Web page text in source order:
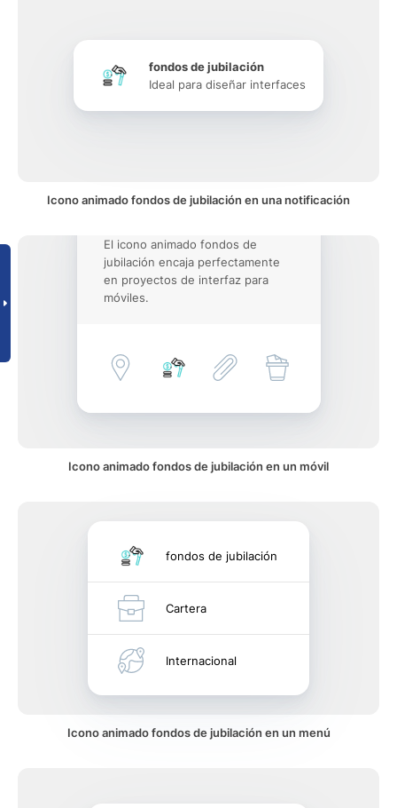
fondos de jubilación
Ideal para diseñar interfaces
Icono animado fondos de jubilación en una notificación
El icono animado fondos de
jubilación encaja perfectamente
en proyectos de interfaz para
móviles.
Icono animado fondos de jubilación en un móvil
fondos de jubilación
Cartera
Internacional
Icono animado fondos de jubilación en un menú